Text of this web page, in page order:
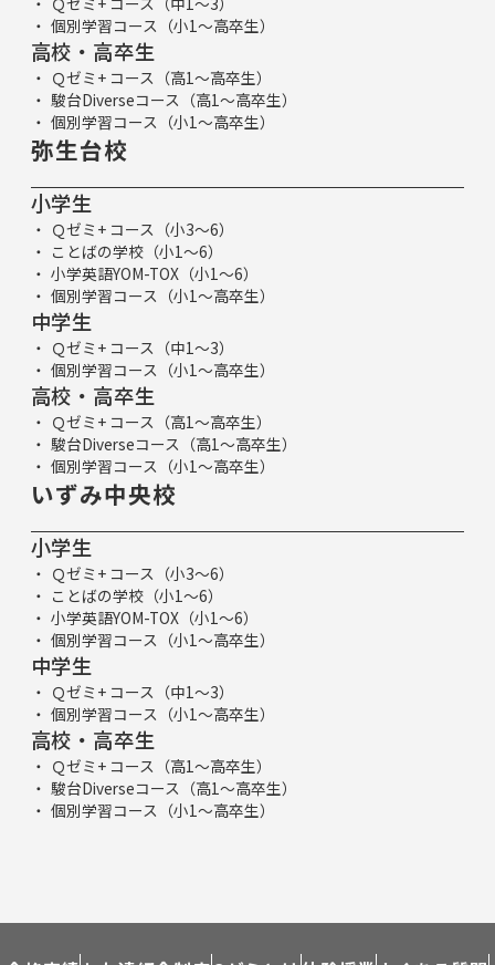
個別学習コース（小1～高卒生）
高校・高卒生
Ｑゼミ+ コース（高1～高卒生）
駿台Diverseコース（高1～高卒生）
個別学習コース（小1～高卒生）
弥生台校
小学生
Ｑゼミ+ コース（小3～6）
ことばの学校（小1～6）
小学英語YOM-TOX（小1～6）
個別学習コース（小1～高卒生）
中学生
Ｑゼミ+ コース（中1～3）
個別学習コース（小1～高卒生）
高校・高卒生
Ｑゼミ+ コース（高1～高卒生）
駿台Diverseコース（高1～高卒生）
個別学習コース（小1～高卒生）
いずみ中央校
小学生
Ｑゼミ+ コース（小3～6）
ことばの学校（小1～6）
小学英語YOM-TOX（小1～6）
個別学習コース（小1～高卒生）
中学生
Ｑゼミ+ コース（中1～3）
個別学習コース（小1～高卒生）
高校・高卒生
Ｑゼミ+ コース（高1～高卒生）
駿台Diverseコース（高1～高卒生）
個別学習コース（小1～高卒生）